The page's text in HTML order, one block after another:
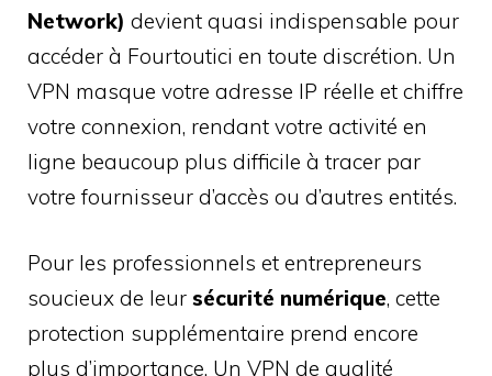
Network) devient quasi indispensable pour
accéder à Fourtoutici en toute discrétion. Un
VPN masque votre adresse IP réelle et chiffre
votre connexion, rendant votre activité en
ligne beaucoup plus difficile à tracer par
votre fournisseur d’accès ou d’autres entités.
Pour les professionnels et entrepreneurs
soucieux de leur sécurité numérique, cette
protection supplémentaire prend encore
plus d’importance. Un VPN de qualité